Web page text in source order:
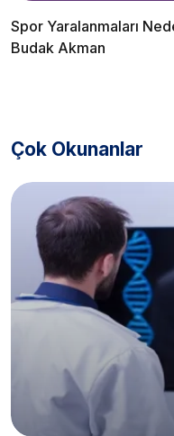
Spor Yaralanmaları
Budak Akman
Çok Okunanlar